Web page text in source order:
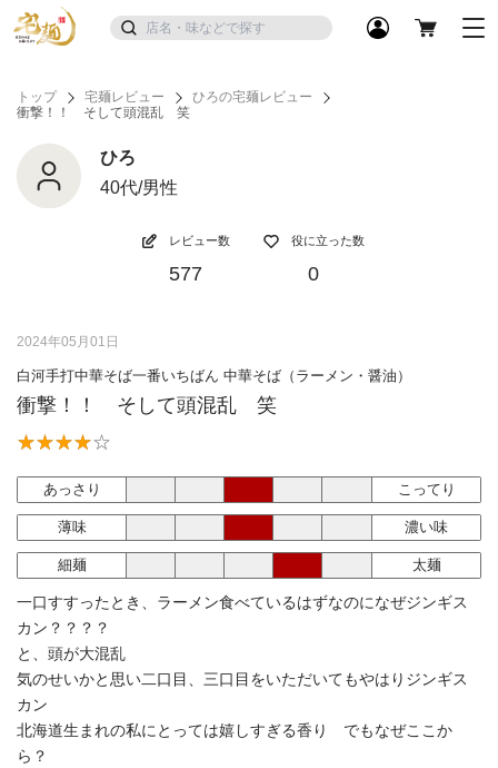
トップ 宅麺レビュー
ひろの宅麺レビュー
衝撃！！ そして頭混乱 笑
ひろ
40代/男性
レビュー数
577
役に立った数
0
2024年05月01日
白河手打中華そば一番いちばん 中華そば（ラーメン・醤油）
衝撃！！ そして頭混乱 笑
あっさり こってり
薄味 濃い味
細麺 太麺
一口すすったとき、ラーメン食べているはずなのになぜジンギス
カン？？？？
と、頭が大混乱
気のせいかと思い二口目、三口目をいただいてもやはりジンギス
カン
北海道生まれの私にとっては嬉しすぎる香り でもなぜここか
ら？